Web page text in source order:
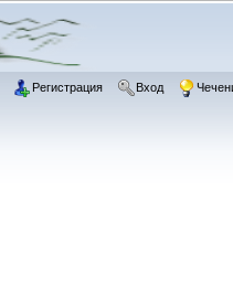
Регистрация Вход